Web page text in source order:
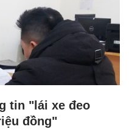
tin "lái xe đeo
đồng"